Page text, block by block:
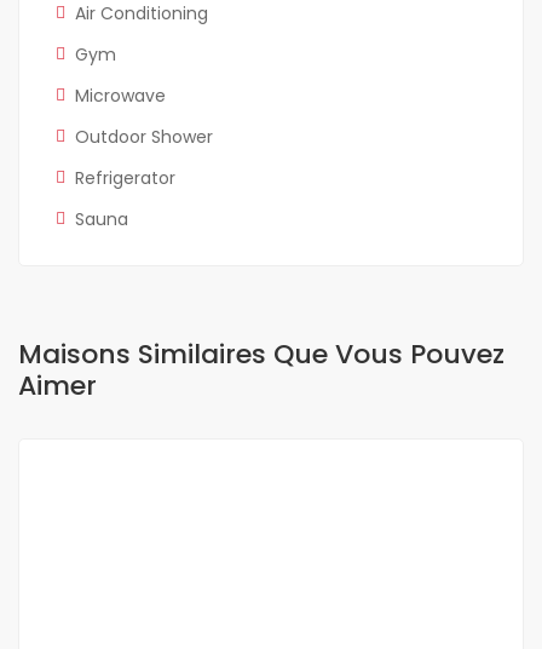
Air Conditioning
Gym
Microwave
Outdoor Shower
Refrigerator
Sauna
Maisons Similaires Que Vous Pouvez
Aimer